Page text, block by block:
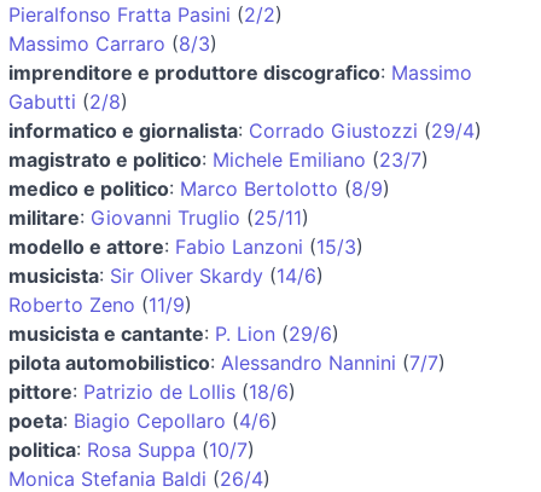
Pieralfonso Fratta Pasini (2/2)
Massimo Carraro (8/3)
imprenditore e produttore discografico: Massimo
Gabutti (2/8)
informatico e giornalista: Corrado Giustozzi (29/4)
magistrato e politico: Michele Emiliano (23/7)
medico e politico: Marco Bertolotto (8/9)
militare: Giovanni Truglio (25/11)
modello e attore: Fabio Lanzoni (15/3)
musicista: Sir Oliver Skardy (14/6)
Roberto Zeno (11/9)
musicista e cantante: P. Lion (29/6)
pilota automobilistico: Alessandro Nannini (7/7)
pittore: Patrizio de Lollis (18/6)
poeta: Biagio Cepollaro (4/6)
politica: Rosa Suppa (10/7)
Monica Stefania Baldi (26/4)